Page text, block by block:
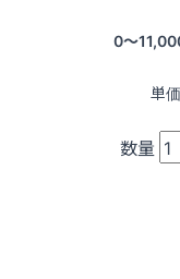
0〜
単価
数量